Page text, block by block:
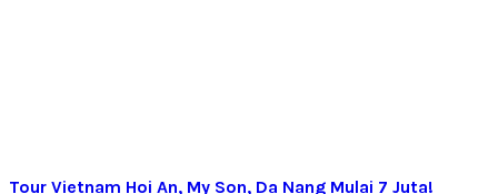
Tour Vietnam Hoi An, My Son, Da Nang Mulai 7 Juta!